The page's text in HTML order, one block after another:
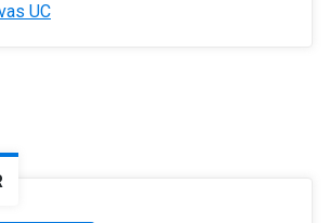
UC